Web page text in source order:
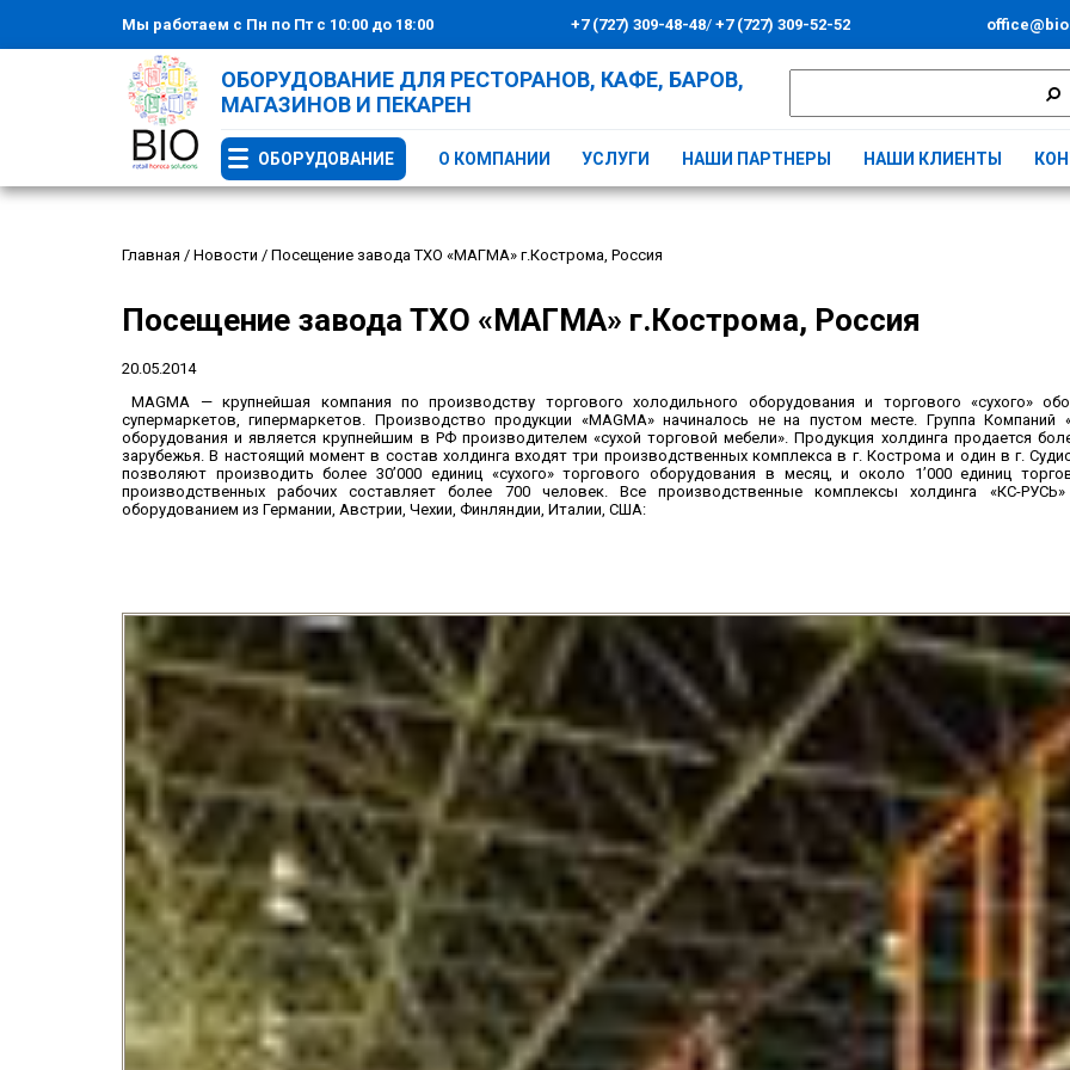
Мы работаем с Пн по Пт с 10:00 до 18:00 +7 (727) 309-48-48/+7 (727) 309-52-52
ОБОРУДОВАНИЕ ДЛЯ РЕСТОРАНОВ, КАФЕ, БАРОВ,
МАГАЗИНОВ И ПЕКАРЕН
ОБОРУДОВАНИЕ О КОМПАНИИ УСЛУГИ НАШИ ПАРТНЕРЫ НАШИ КЛИЕНТЫ
Главная / Новости / Посещение завода ТХО «МАГМА» г.Кострома, Россия
Посещение завода ТХО «МАГМА» г.Кострома, Россия
20.05.2014
MAGMA — крупнейшая компания по производству торгового холодильного оборудования и торгового «сухого»
супермаркетов, гипермаркетов. Производство продукции «MAGMA» начиналось не на пустом месте. Группа
оборудования и является крупнейшим в РФ производителем «сухой торговой мебели». Продукция холдинга продается
зарубежья. В настоящий момент в состав холдинга входят три производственных комплекса в г. Кострома и один в г.
позволяют производить более 30’000 единиц «сухого» торгового оборудования в месяц, и около 1’000 единиц
производственных рабочих составляет более 700 человек. Все производственные комплексы холдинга «КС-
оборудованием из Германии, Австрии, Чехии, Финляндии, Италии, США: